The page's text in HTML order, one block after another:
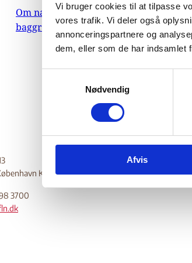
Vi bruger cookies til at tilpasse
vores trafik. Vi deler også
annonceringspartnere og
dem, eller som de har indsamlet
e
v
Nødvendig
Afvis
Om nævnets
baggrundsmateriale
religions-,
K
3700